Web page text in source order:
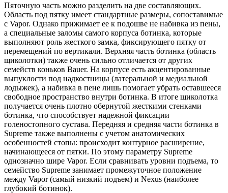
Пяточную часть можно разделить на две составляющих.
Область под пятку имеет стандартные размеры, сопоставимые
с Vapor. Однако прижимает ее к подошве не набивка из пены,
а специальные заломы самого корпуса ботинка, которые
выполняют роль жесткого замка, фиксирующего пятку от
перемещений по вертикали. Верхняя часть ботинка (область
щиколотки) также очень сильно отличается от других
семейств коньков Bauer. На корпусе есть акцентированные
выпуклости под надкостницы (латеральной и медиальной
лодыжек), а набивка в пене лишь помогает убрать оставшееся
свободное пространство внутри ботинка. В итоге щиколотка
получается очень плотно обернутой жесткими стенками
ботинка, что способствует надежной фиксации
голеностопного сустава. Передняя и средняя части ботинка в
Supreme также выполнены с учетом анатомических
особенностей стопы: происходит контурное расширение,
начинающееся от пятки. По этому параметру Supreme
однозначно шире Vapor. Если сравнивать уровни подъема, то
семейство Supreme занимает промежуточное положение
между Vapor (самый низкий подъем) и Nexus (наиболее
глубокий ботинок).